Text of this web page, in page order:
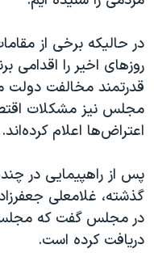
اسرائیل در جنگ
نرگس محمدی برنده جایزه
همایش محافظه‌کاران
صفحه‌های ویژه
سفر پرزیدنت ترامپ به
در حالیکه برخی از
روزهای اخیر را اقدامی
قدرتمند مخالفت دولت
مجلس نیز مشکلات
اعتراض‌ها اعلام کرده‌اند.
پس از راهپیمایی در
گذشته، غلامعلی
در مجلس گفت که مجلس
دریافت کرده است.